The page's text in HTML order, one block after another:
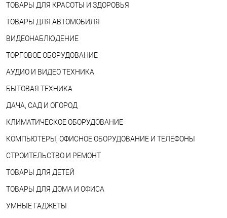
ТОВАРЫ ДЛЯ КРАСОТЫ И ЗДОРОВЬЯ
ТОВАРЫ ДЛЯ АВТОМОБИЛЯ
ВИДЕОНАБЛЮДЕНИЕ
ТОРГОВОЕ ОБОРУДОВАНИЕ
АУДИО И ВИДЕО ТЕХНИКА
БЫТОВАЯ ТЕХНИКА
ДАЧА, САД И ОГОРОД
КЛИМАТИЧЕСКОЕ ОБОРУДОВАНИЕ
КОМПЬЮТЕРЫ, ОФИСНОЕ ОБОРУДОВАНИЕ И ТЕЛЕФОНЫ
СТРОИТЕЛЬСТВО И РЕМОНТ
ТОВАРЫ ДЛЯ ДЕТЕЙ
ТОВАРЫ ДЛЯ ДОМА И ОФИСА
УМНЫЕ ГАДЖЕТЫ